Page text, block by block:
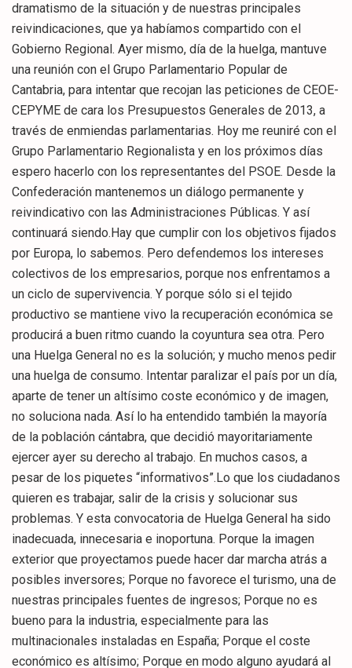
dramatismo de la situación y de nuestras principales
reivindicaciones, que ya habíamos compartido con el
Gobierno Regional. Ayer mismo, día de la huelga, mantuve
una reunión con el Grupo Parlamentario Popular de
Cantabria, para intentar que recojan las peticiones de CEOE-
CEPYME de cara los Presupuestos Generales de 2013, a
través de enmiendas parlamentarias. Hoy me reuniré con el
Grupo Parlamentario Regionalista y en los próximos días
espero hacerlo con los representantes del PSOE. Desde la
Confederación mantenemos un diálogo permanente y
reivindicativo con las Administraciones Públicas. Y así
continuará siendo.Hay que cumplir con los objetivos fijados
por Europa, lo sabemos. Pero defendemos los intereses
colectivos de los empresarios, porque nos enfrentamos a
un ciclo de supervivencia. Y porque sólo si el tejido
productivo se mantiene vivo la recuperación económica se
producirá a buen ritmo cuando la coyuntura sea otra. Pero
una Huelga General no es la solución; y mucho menos pedir
una huelga de consumo. Intentar paralizar el país por un día,
aparte de tener un altísimo coste económico y de imagen,
no soluciona nada. Así lo ha entendido también la mayoría
de la población cántabra, que decidió mayoritariamente
ejercer ayer su derecho al trabajo. En muchos casos, a
pesar de los piquetes “informativos”.Lo que los ciudadanos
quieren es trabajar, salir de la crisis y solucionar sus
problemas. Y esta convocatoria de Huelga General ha sido
inadecuada, innecesaria e inoportuna. Porque la imagen
exterior que proyectamos puede hacer dar marcha atrás a
posibles inversores; Porque no favorece el turismo, una de
nuestras principales fuentes de ingresos; Porque no es
bueno para la industria, especialmente para las
multinacionales instaladas en España; Porque el coste
económico es altísimo; Porque en modo alguno ayudará al